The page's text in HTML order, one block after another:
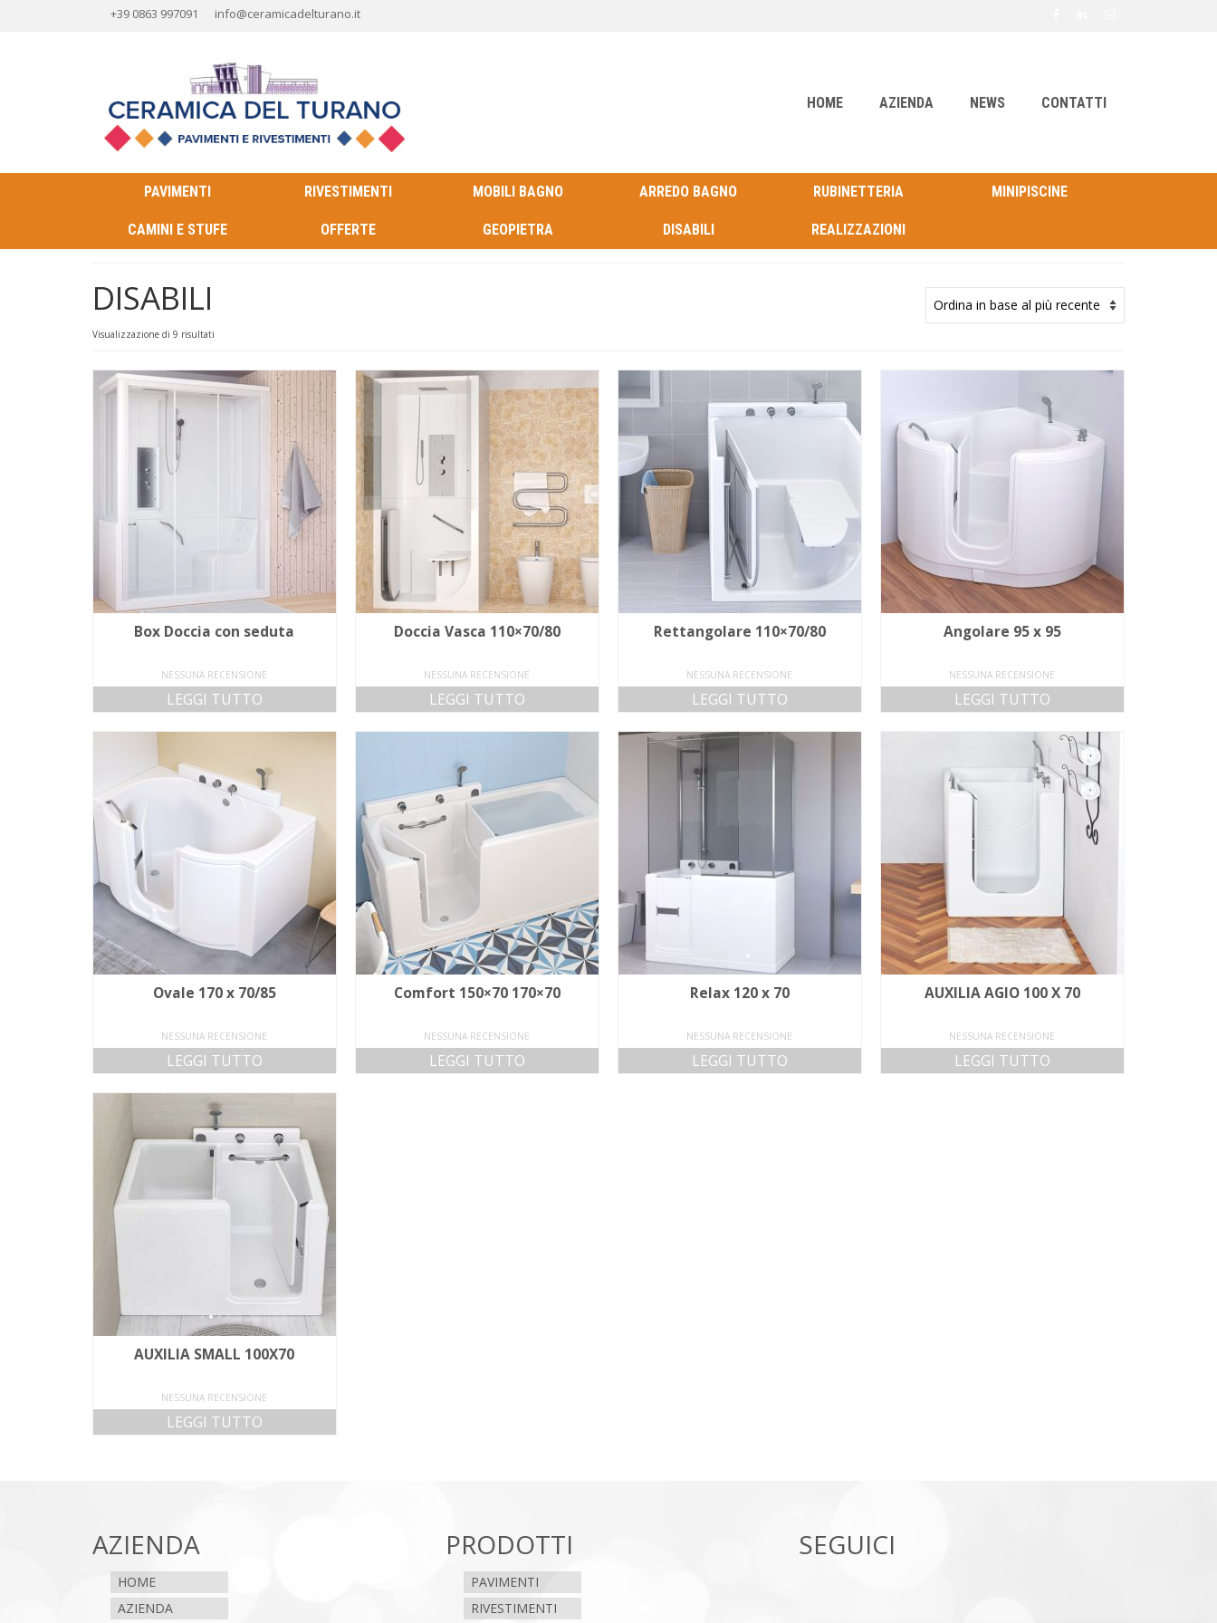
+39 0863 997091 info@ceramicadelturano.it
HOME AZIENDA NEWS CONTATTI
PAVIMENTI RIVESTIMENTI MOBILI BAGNO ARREDO BAGNO RUBINETTERIA MINIPISCINE
CAMINI E STUFE OFFERTE GEOPIETRA DISABILI REALIZZAZIONI
DISABILI
Visualizzazione di 9 risultati
base
Box Doccia con seduta
NESSUNA RECENSIONE
LEGGI TUTTO
Doccia Vasca 110×70/80
NESSUNA RECENSIONE
LEGGI TUTTO
Rettangolare 110×70/80
NESSUNA RECENSIONE
LEGGI TUTTO
Angolare 95 x 95
NESSUNA RECENSIONE
LEGGI TUTTO
Ovale 170 x 70/85
NESSUNA RECENSIONE
LEGGI TUTTO
Comfort 150×70 170×70
NESSUNA RECENSIONE
LEGGI TUTTO
Relax 120 x 70
NESSUNA RECENSIONE
LEGGI TUTTO
AUXILIA AGIO 100 X 70
NESSUNA RECENSIONE
LEGGI TUTTO
AUXILIA SMALL 100X70
NESSUNA RECENSIONE
LEGGI TUTTO
AZIENDA
HOME
AZIENDA
PRODOTTI
PAVIMENTI
RIVESTIMENTI
SEGUICI